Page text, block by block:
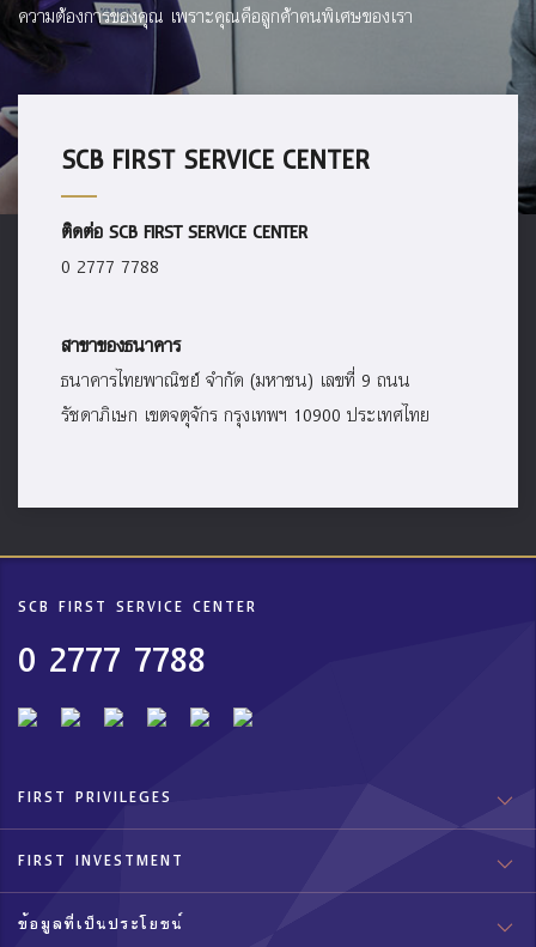
ความต้องการของคุณ เพราะคุณคือลูกค้าคนพิเศษของเรา
SCB FIRST SERVICE CENTER
ติดต่อ SCB FIRST SERVICE CENTER
0 2777 7788
สาขาของธนาคาร
ธนาคารไทยพาณิชย์ จำกัด (มหาชน) เลขที่ 9 ถนน
รัชดาภิเษก เขตจตุจักร กรุงเทพฯ 10900 ประเทศไทย
SCB FIRST SERVICE CENTER
0 2777 7788
FIRST PRIVILEGES
FIRST INVESTMENT
ข้อมูลที่เป็นประโยชน์